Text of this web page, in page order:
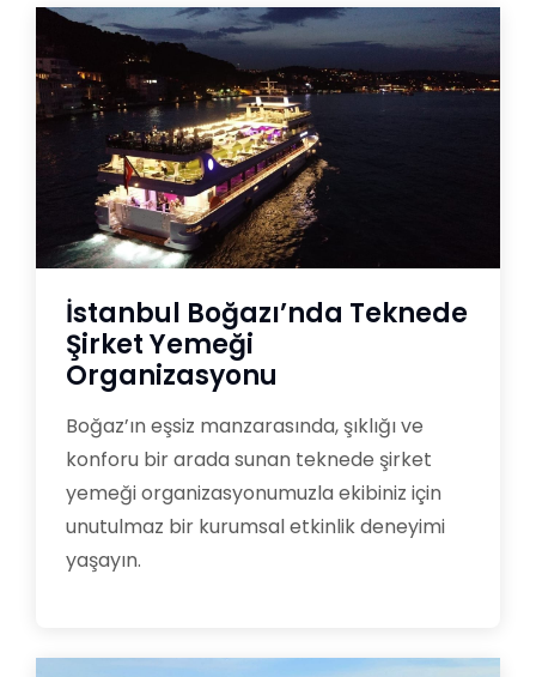
İstanbul Boğazı’nda Teknede
Şirket Yemeği
Organizasyonu
Boğaz’ın eşsiz manzarasında, şıklığı ve
konforu bir arada sunan teknede şirket
yemeği organizasyonumuzla ekibiniz için
unutulmaz bir kurumsal etkinlik deneyimi
yaşayın.